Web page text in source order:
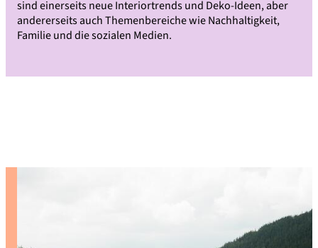
sind einerseits neue Interiortrends und Deko-Ideen, aber
andererseits auch Themenbereiche wie Nachhaltigkeit,
Familie und die sozialen Medien.